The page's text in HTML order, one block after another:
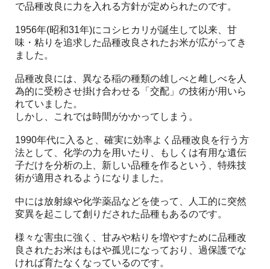
で品種改良に力を入れる方針が定められたのです。
1956年(昭和31年)にコシヒカリが誕生して以来、甘
味・粘りを追求した品種改良されたお米が広がってき
ました。
品種改良には、異なる稲の種類の雄しべと雌しべを人
為的に受粉させ掛け合わせる「交配」の技術が用いら
れていました。
しかし、これでは時間がかかってしまう。
1990年代に入ると、確実に効率よく品種改良を行う方
法として、化学の力を用いたり、もしくは有用な遺伝
子だけを分析の上、新しい品種を作るという、特殊技
術が適用されるようになりました。
中には放射線や化学薬品などを使って、人工的に突然
変異を起こして創りだされた品種もあるのです。
様々な害虫に強く、甘みや粘りを増やすために品種改
良されたお米はもはや孤児になっており、過保護でな
ければ育たなくなっているのです。